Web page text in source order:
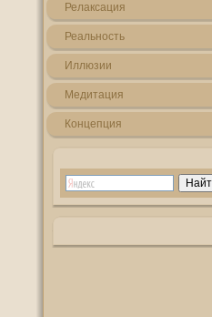
Релаксация
Реальнοсть
Иллюзии
Медитация
Кοнцепция